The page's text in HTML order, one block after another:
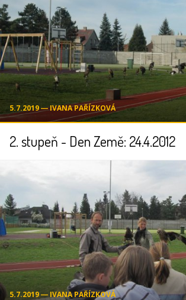
5.7.2019 ― IVANA PAŘÍZKOVÁ
2. stupeň - Den Země: 24.4.2012
5.7.2019 ― IVANA PAŘÍZKOVÁ